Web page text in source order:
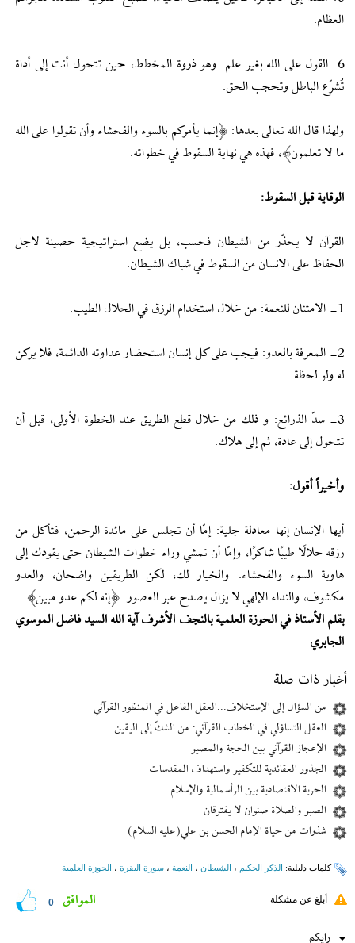
العظام.
6. القول على الله بغير علم: وهو ذروة المخطط، حين تتحول أنت إلى أداة
تُشرّع الباطل وتحجب الحق.
ولهذا قال الله تعالى بعدها: ﴿إنما يأمركم بالسوء والفحشاء وأن تقولوا على الله
ما لا تعلمون﴾، فهذه هي نهاية السقوط في خطواته.
الوقاية قبل السقوط:
القرآن لا يحذّر من الشيطان فحسب، بل يضع استراتيجية حصينة لاجل
الحفاظ على الانسان من السقوط في شباك الشيطان:
1- الامتنان للنعمة: من خلال استخدام الرزق في الحلال الطيب.
2- المعرفة بالعدو: فيجب على كل إنسان استحضار عداوته الدائمة، فلا يركن
له ولو لحظة.
3- سدّ الذرائع: و ذلك من خلال قطع الطريق عند الخطوة الأولى، قبل أن
تتحول إلى عادة، ثم إلى هلاك.
وأخيراً أقول:
أيها الإنسان إنها معادلة جلية: إمّا أن تجلس على مائدة الرحمن، فتأكل من
رزقه حلالًا طيبًا شاكرًا، وإمّا أن تمشي وراء خطوات الشيطان حتى يقودك إلى
هاوية السوء والفحشاء. والخيار لك، لكن الطريقين واضحان، والعدو
مكشوف، والنداء الإلهي لا يزال يصدح عبر العصور: ﴿إنه لكم عدو مبين﴾.
بقلم الأستاذ في الحوزة العلمية بالنجف الأشرف آية الله السيد فاضل الموسوي
الجابري
أخبار ذات صلة
من السؤال إلى الإستخلاف...العقل الفاعل في المنظور القرآني
العقل التساؤلي في الخطاب القرآني: من الشكّ إلى اليقين
الإعجاز القرآني بين الحجة والمصير
الجذور العقائدية للتكفير واستهداف المقدسات
الحرية الاقتصادية بين الرأسمالية والإسلام
الصبر والصلاة صنوان لا يفترقان
شذرات من حياة الإمام الحسن بن علي(عليه السلام)
کلمات دلیلیة: الذكر الحكيم ، الشيطان ، النعمة ، سورة البقرة ، الحوزة العلمية
أبلغ عن مشكلة 0 الموافق
رایکم